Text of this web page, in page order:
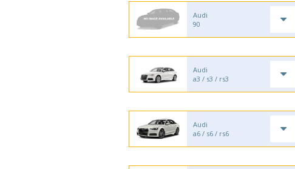
Audi
90
Audi
a3 / s3 / rs3
Audi
a6 / s6 / rs6